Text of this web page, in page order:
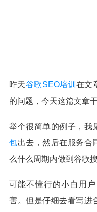
昨天谷歌SEO培训在文
的问题，今天这篇文章
举个很简单的例子，我
包出去，然后在服务合
么什么周期内做到谷歌
可能不懂行的小白用
害。但是仔细去看写进